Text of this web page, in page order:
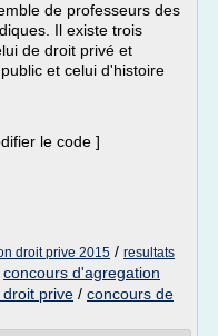
de professeurs des
Il existe trois
de droit privé et
et celui d'histoire
le code ]
droit prive 2015 / resultats
concours d'agregation
prive / concours de